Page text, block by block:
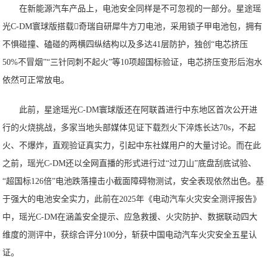
在新能源汽车产品上，电池安全同样是不可忽视的一部分。星途瑶
光C-DM寰球版搭载奇瑞自研犀牛方刀电池，采用锁子甲电池包，拥有
不惧碰撞、磕碰的两横四纵结构以及多达41层防护，独创“电芯挤压
50%不冒烟”“三针同刺不起火”等10项超国标验证，电芯挤压变形后泡水
依然可正常放电。
此前，星途瑶光C-DM寰球版还在阿联酋进行中东地区首次公开进
行的火烧挑战，多家当地头部媒体见证下载烈火下淬炼长达70s，不起
火、不爆炸，直观验证真实力，引起中东社媒用户的大量讨论。而在此
之前，瑶光C-DM还以全网直播的形式进行过“过刀山”底盘刮底试验、
“超国标126倍”电池跌落撞击小截面障碍物测试，安全表现依然出色。基
于强大的电池安全实力，此前在2025年《电动汽车火灾安全测评报告》
中，瑶光C-DM在涵盖安全提示、应急救援、火灾防护、数据联动四大
维度的测评中，获综合评分100分，斩获中国电动汽车⽕灾安全五星认
证。